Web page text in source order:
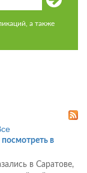
а также
в
в Саратове,